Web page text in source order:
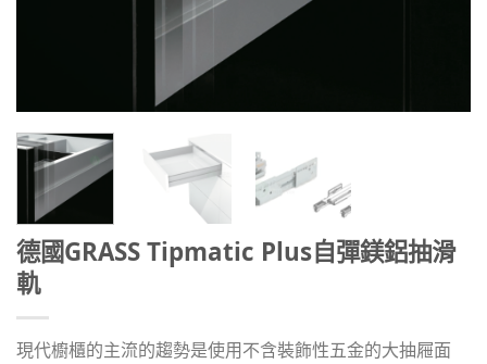
德國GRASS Tipmatic Plus自彈鎂鋁抽滑
軌
現代櫥櫃的主流的趨勢是使用不含裝飾性五金的大抽屜面